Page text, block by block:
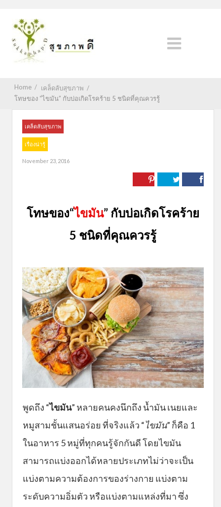
Home / เคล็ดลับสุขภาพ /
โทษของ “ไขมัน” กับบ่อเกิดโรคร้าย 5 ชนิดที่คุณควรรู้
เคล็ดลับสุขภาพ
เรื่องน่ารู้
November 23, 2016
โทษของ“ไขมัน” กับบ่อเกิดโรคร้าย
5 ชนิดที่คุณควรรู้
พูดถึง “ไขมัน” หลายคนคงนึกถึง น้ำมัน เนยและ
หมูสามชั้นแสนอร่อย ที่จริงแล้ว “ไขมัน” ก็คือ 1
ในอาหาร 5 หมู่ที่ทุกคนรู้จักกันดี โดยไขมัน
สามารถแบ่งออกได้หลายประเภทไม่ว่าจะเป็น
แบ่งตามความต้องการของร่างกาย แบ่งตาม
ระดับความอิ่มตัว หรือแบ่งตามแหล่งที่มา ซึ่ง